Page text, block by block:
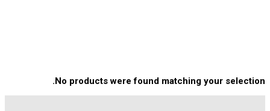
No products were found matching your selection.